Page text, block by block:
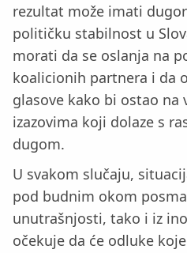
rezultat može imati
političku stabilnost u
morati da se oslanja na
koalicionih partnera i da
glasove kako bi ostao na
izazovima koji dolaze s
dugom.
U svakom slučaju,
pod budnim okom
unutrašnjosti, tako i iz
očekuje da će odluke